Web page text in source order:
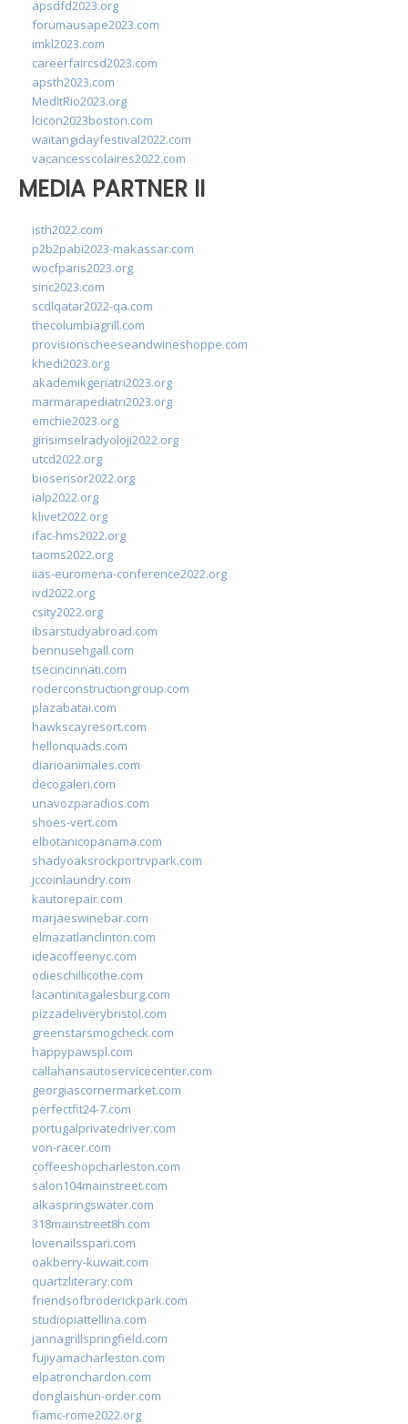
apsdfd2023.org
forumausape2023.com
imkl2023.com
careerfaircsd2023.com
apsth2023.com
MedItRio2023.org
lcicon2023boston.com
waitangidayfestival2022.com
vacancesscolaires2022.com
MEDIA PARTNER II
isth2022.com
p2b2pabi2023-makassar.com
wocfparis2023.org
sinc2023.com
scdlqatar2022-qa.com
thecolumbiagrill.com
provisionscheeseandwineshoppe.com
khedi2023.org
akademikgeriatri2023.org
marmarapediatri2023.org
emchie2023.org
girisimselradyoloji2022.org
utcd2022.org
biosensor2022.org
ialp2022.org
klivet2022.org
ifac-hms2022.org
taoms2022.org
iias-euromena-conference2022.org
ivd2022.org
csity2022.org
ibsarstudyabroad.com
bennusehgall.com
tsecincinnati.com
roderconstructiongroup.com
plazabatai.com
hawkscayresort.com
hellonquads.com
diarioanimales.com
decogaleri.com
unavozparadios.com
shoes-vert.com
elbotanicopanama.com
shadyoaksrockportrvpark.com
jccoinlaundry.com
kautorepair.com
marjaeswinebar.com
elmazatlanclinton.com
ideacoffeenyc.com
odieschillicothe.com
lacantinitagalesburg.com
pizzadeliverybristol.com
greenstarsmogcheck.com
happypawspl.com
callahansautoservicecenter.com
georgiascornermarket.com
perfectfit24-7.com
portugalprivatedriver.com
von-racer.com
coffeeshopcharleston.com
salon104mainstreet.com
alkaspringswater.com
318mainstreet8h.com
lovenailsspari.com
oakberry-kuwait.com
quartzliterary.com
friendsofbroderickpark.com
studiopiattellina.com
jannagrillspringfield.com
fujiyamacharleston.com
elpatronchardon.com
donglaishun-order.com
fiamc-rome2022.org